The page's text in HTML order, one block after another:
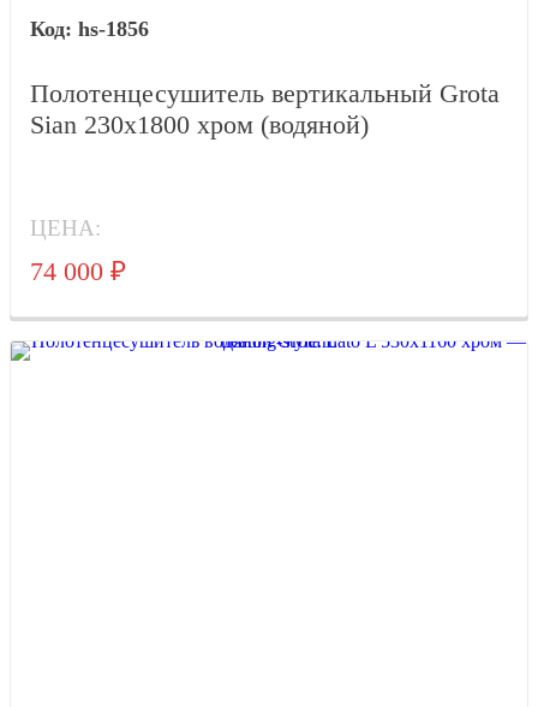
hs-1856
Полотенцесушитель вертикальный Grota
Sian 230х1800 хром (водяной)
ЦЕНА:
74 000 ₽